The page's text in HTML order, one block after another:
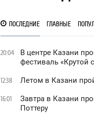
ПОСЛЕДНИЕ ГЛАВНЫЕ
20:04
В центре Казани
фестиваль «Крутой
12:38 Летом в Казани
16:01
Завтра в Казани
Поттеру